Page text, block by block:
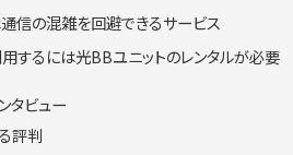
通信の混雑を回避できるサービス
用するには光BBユニットのレンタルが必要
タビュー
評判